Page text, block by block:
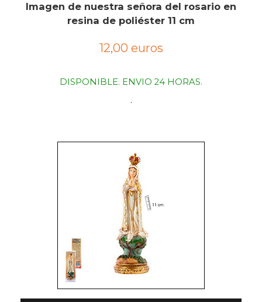
Imagen de nuestra señora del rosario en
resina de poliéster 11 cm
12,00 euros
DISPONIBLE. ENVIO 24 HORAS.
.